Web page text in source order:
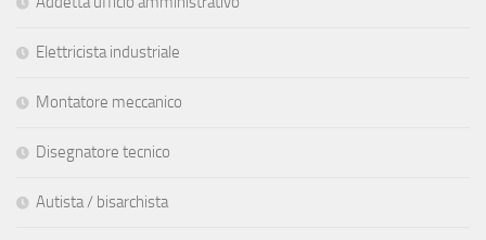
Elettricista industriale
Montatore meccanico
Disegnatore tecnico
Autista / bisarchista